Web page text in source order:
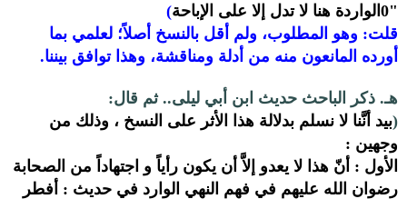
"0الواردة هنا لا تدل إلا على الإباحة
)
قلت: وهو المطلوب، ولم أقل بالنسخ أصلاً؛ لعلمي بما
أورده المانعون منه من أدلة ومناقشة، وهذا توافق بيننا.
هـ. ذكر الباحث حديث ابن أبي ليلى.. ثم قال:
(بيد أنَّنا لا نسلم بدلالة هذا الأثر على النسخ ، وذلك من
وجهين :
الأول : أنّ هذا لا يعدو إلاَّ أن يكون رأياً و اجتهاداً من الصحابة
رضوان الله عليهم في فهم النهي الوارد في حديث : أفطر